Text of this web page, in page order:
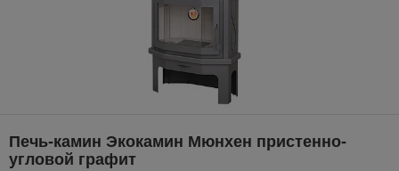
Печь-камин Экокамин Мюнхен пристенно-
угловой графит